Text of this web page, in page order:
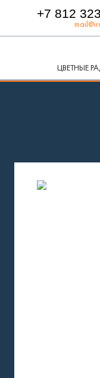
+7 812
ЦВЕТНЫЕ